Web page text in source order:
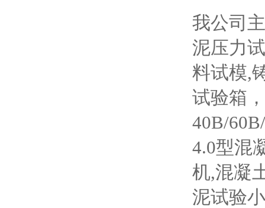
我公司
泥压力
料试模,
试验箱
40B/
4.0型混
机,混凝
泥试验